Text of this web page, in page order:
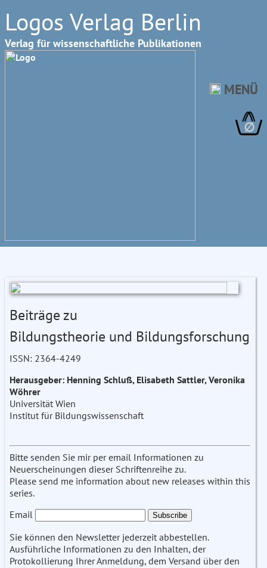
Logos Verlag Berlin
Verlag für wissenschaftliche Publikationen
∅
MENÜ
Beiträge zu
Bildungstheorie und Bildungsforschung
ISSN: 2364-4249
Herausgeber: Henning Schluß, Elisabeth Sattler, Veronika
Wöhrer
Universität Wien
Institut für Bildungswissenschaft
Bitte senden Sie mir per email Informationen zu
Neuerscheinungen dieser Schriftenreihe zu.
Please send me information about new releases within this
series.
Email
Sie können den Newsletter jederzeit abbestellen.
Ausführliche Informationen zu den Inhalten, der
Protokollierung Ihrer Anmeldung, dem Versand über den